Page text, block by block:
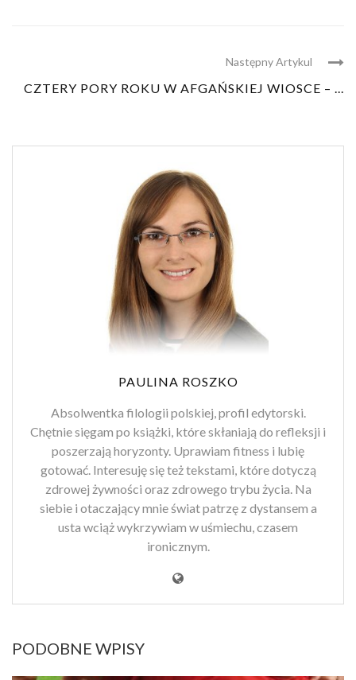
Następny Artykul
CZTERY PORY ROKU W AFGAŃSKIEJ WIOSCE – ...
PAULINA ROSZKO
Absolwentka filologii polskiej, profil edytorski.
Chętnie sięgam po książki, które skłaniają do refleksji i
poszerzają horyzonty. Uprawiam fitness i lubię
gotować. Interesuję się też tekstami, które dotyczą
zdrowej żywności oraz zdrowego trybu życia. Na
siebie i otaczający mnie świat patrzę z dystansem a
usta wciąż wykrzywiam w uśmiechu, czasem
ironicznym.
PODOBNE WPISY